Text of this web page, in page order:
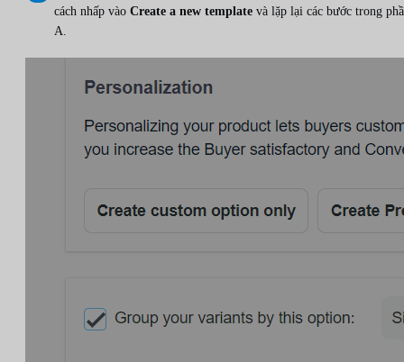
cách nhấp vào Create a new template và lặp lại các bước trong
A.